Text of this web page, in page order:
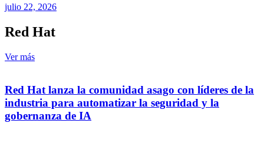
julio 22, 2026
Red Hat
Ver más
Red Hat lanza la comunidad asago con líderes de la
industria para automatizar la seguridad y la
gobernanza de IA